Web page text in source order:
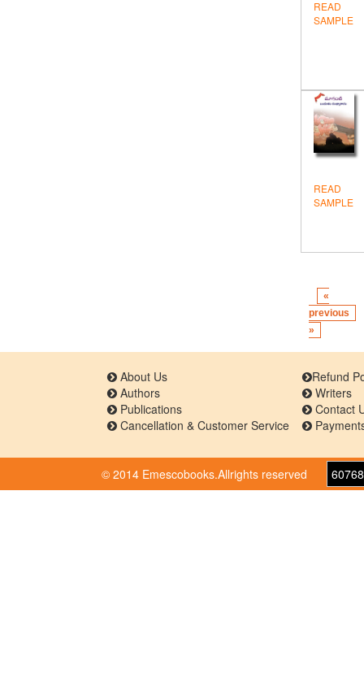
READ
SAMPLE
READ
SAMPLE
«
previous
»
About Us
Authors
Publications
Cancellation & Customer Service
Refund
Writers
Contact
© 2014 Emescobooks.Allrights reserved
60768